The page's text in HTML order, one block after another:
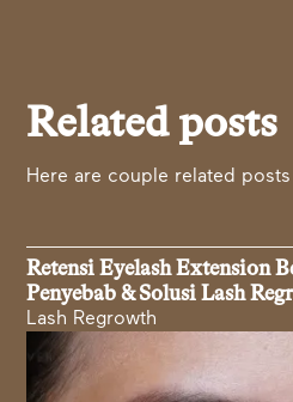
Related posts
Here are couple related posts
Retensi Eyelash Extension
Penyebab & Solusi Lash
Lash Regrowth